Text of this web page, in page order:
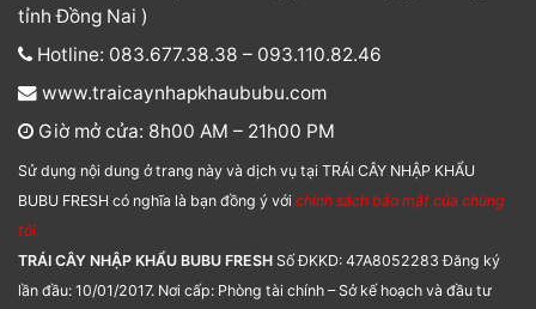
tỉnh Đồng Nai )
Hotline: 083.677.38.38 – 093.110.82.46
www.traicaynhapkhaububu.com
Giờ mở cửa: 8h00 AM – 21h00 PM
Sử dụng nội dung ở trang này và dịch vụ tại TRÁI CÂY NHẬP KHẨU
BUBU FRESH có nghĩa là bạn đồng ý với chính sách bảo mật của chúng
tôi
TRÁI CÂY NHẬP KHẨU BUBU FRESH Số ĐKKD: 47A8052283 Đăng ký
lần đầu: 10/01/2017. Nơi cấp: Phòng tài chính – Sở kế hoạch và đầu tư